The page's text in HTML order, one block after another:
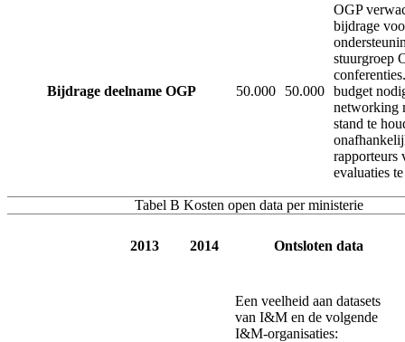
Bijdrage deelname OGP 50.000 50.000
OGP
bijdrage
stuurgroep
budget
networking
stand te
rapporteurs
evaluaties
Tabel B Kosten open data per ministerie
2013 2014 Ontsloten data
Een veelheid aan datasets
van I&M en de volgende
I&M-organisaties: